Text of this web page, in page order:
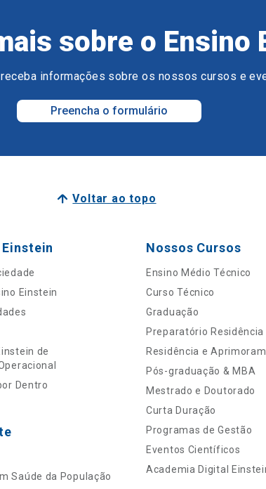
sobre o Ensino
informações sobre os nossos cursos e
Preencha o formulário
Voltar ao topo
Einstein
Einstein
de
Dentro
Saúde da População
Nossos Cursos
Ensino Médio Técnico
Curso Técnico
Graduação
Preparatório Residência
Residência e
Pós-graduação & MBA
Mestrado e Doutorado
Curta Duração
Programas de Gestão
Eventos Científicos
Academia Digital